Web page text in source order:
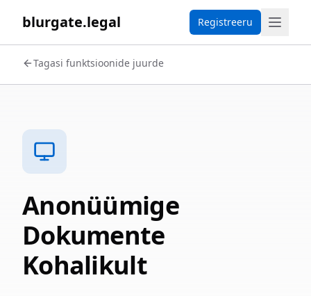
blurgate.legal Registreeru
Tagasi funktsioonide juurde
Anonüümige
Dokumente
Kohalikult